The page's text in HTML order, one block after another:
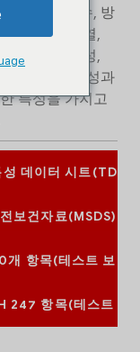
XPE 폼은 방수, 방
발, 보온, 단열,
후성, 내식성,
및 성형 용이성과
특성을 가지고
데이터 시트(TDS)
보건자료(MSDS)
개 항목(테스트 보고
247 항목(테스트 보